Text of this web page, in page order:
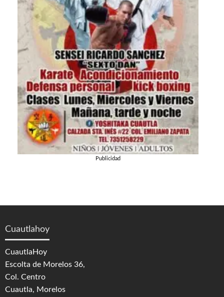
Publicidad
Cuautlahoy
CuautlaHoy
Escolta de Morelos 36,
Col. Centro
Cuautla, Morelos